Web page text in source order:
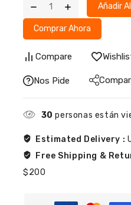
Añadir
Comprar Ahora
Compare
Nos Pide
30 personas están
Estimated Delivery :
Free Shipping &
$200